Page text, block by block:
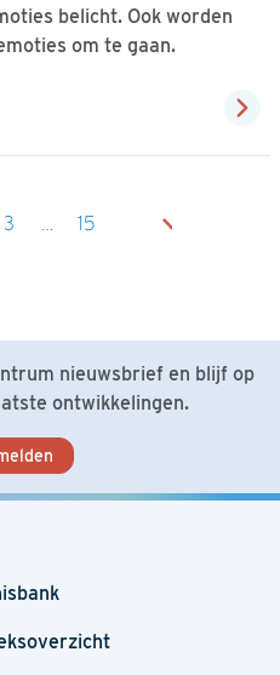
belicht. Ook worden
om te gaan.
3 … 15
nieuwsbrief en blijf op
ontwikkelingen.